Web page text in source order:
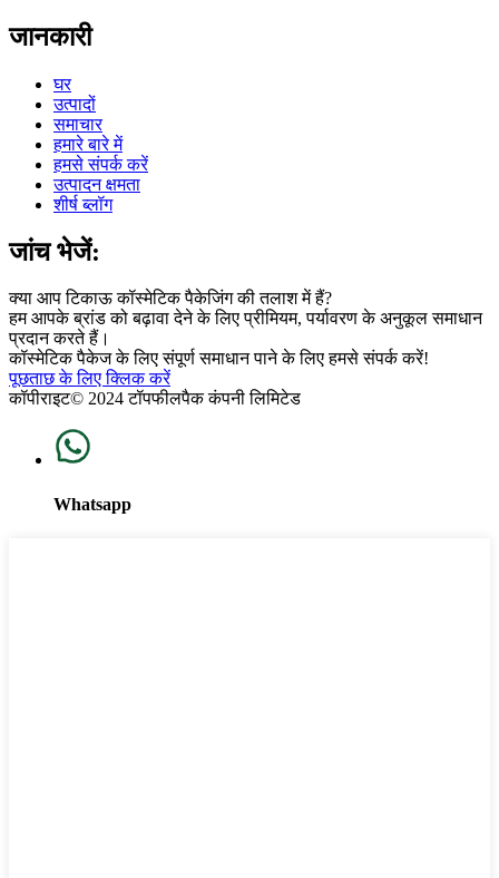
जानकारी
घर
उत्पादों
समाचार
हमारे बारे में
हमसे संपर्क करें
उत्पादन क्षमता
शीर्ष ब्लॉग
जांच भेजें:
क्या आप टिकाऊ कॉस्मेटिक पैकेजिंग की तलाश में हैं?
हम आपके ब्रांड को बढ़ावा देने के लिए प्रीमियम, पर्यावरण के अनुकूल समाधान
प्रदान करते हैं।
कॉस्मेटिक पैकेज के लिए संपूर्ण समाधान पाने के लिए हमसे संपर्क करें!
पूछताछ के लिए क्लिक करें
कॉपीराइट© 2024 टॉपफीलपैक कंपनी लिमिटेड
Whatsapp